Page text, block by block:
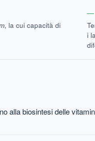
, la cui capacità di
i
alla biosintesi delle